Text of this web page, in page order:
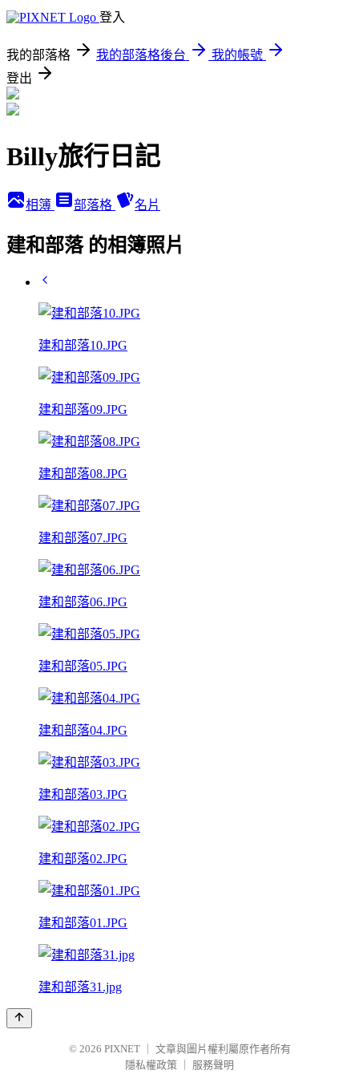
登入
我的部落格 我的部落格後台
我的帳號
登出
Billy旅行日記
相簿 部落格 名片
建和部落 的相簿照片
建和部落10.JPG
建和部落09.JPG
建和部落08.JPG
建和部落07.JPG
建和部落06.JPG
建和部落05.JPG
建和部落04.JPG
建和部落03.JPG
建和部落02.JPG
建和部落01.JPG
建和部落31.jpg
© 2026 PIXNET
文章與圖片權利屬原作者所有
隱私權政策
服務聲明